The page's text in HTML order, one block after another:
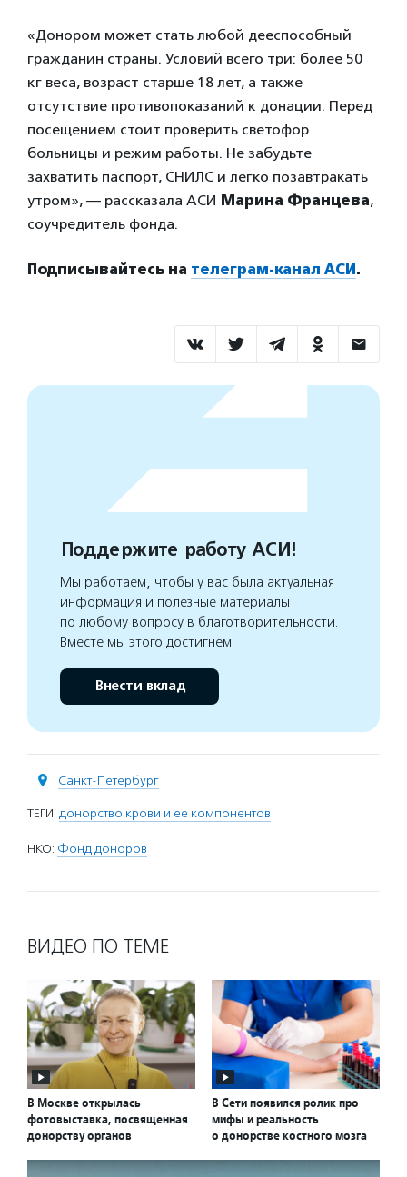
«Донором может стать любой дееспособный
гражданин страны. Условий всего три: более 50
кг веса, возраст старше 18 лет, а также
отсутствие противопоказаний к донации. Перед
посещением стоит проверить светофор
больницы и режим работы. Не забудьте
захватить паспорт, СНИЛС и легко позавтракать
утром», — рассказала АСИ Марина Францева,
соучредитель фонда.
Подписывайтесь на телеграм-канал АСИ.
Поддержите работу АСИ!
Мы работаем, чтобы у вас была актуальная
информация и полезные материалы
по любому вопросу в благотворительности.
Вместе мы этого достигнем
Внести вклад
Санкт-Петербург
ТЕГИ: донорство крови и ее компонентов
НКО: Фонд доноров
ВИДЕО ПО ТЕМЕ
В Москве открылась
фотовыставка, посвященная
донорству органов
В Сети появился ролик про
мифы и реальность
о донорстве костного мозга